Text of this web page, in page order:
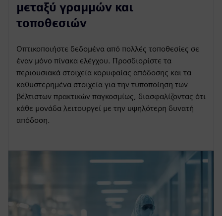
μεταξύ γραμμών και
τοποθεσιών
Οπτικοποιήστε δεδομένα από πολλές τοποθεσίες σε
έναν μόνο πίνακα ελέγχου. Προσδιορίστε τα
περιουσιακά στοιχεία κορυφαίας απόδοσης και τα
καθυστερημένα στοιχεία για την τυποποίηση των
βέλτιστων πρακτικών παγκοσμίως, διασφαλίζοντας ότι
κάθε μονάδα λειτουργεί με την υψηλότερη δυνατή
απόδοση.